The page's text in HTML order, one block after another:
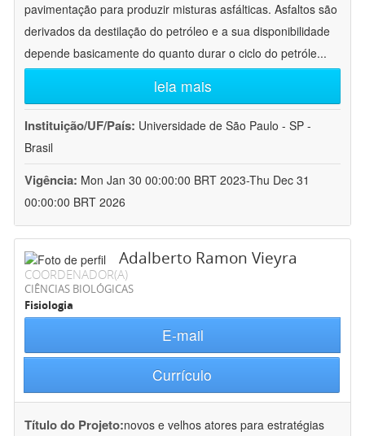
pavimentação para produzir misturas asfálticas. Asfaltos são
derivados da destilação do petróleo e a sua disponibilidade
depende basicamente do quanto durar o ciclo do petróle...
leia mais
Instituição/UF/País: Universidade de São Paulo - SP -
Brasil
Vigência: Mon Jan 30 00:00:00 BRT 2023-Thu Dec 31
00:00:00 BRT 2026
Adalberto Ramon Vieyra
COORDENADOR(A)
CIÊNCIAS BIOLÓGICAS
Fisiologia
E-mail
Currículo
Título do Projeto:novos e velhos atores para estratégias